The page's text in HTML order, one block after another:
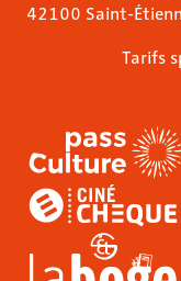
42100 Saint-
Tarifs